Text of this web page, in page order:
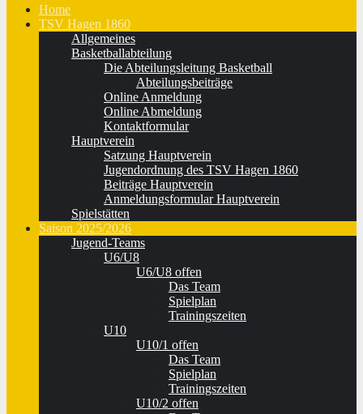
Home
TSV Hagen 1860
Allgemeines
Basketballabteilung
Die Abteilungsleitung Basketball
Abteilungsbeiträge
Online Anmeldung
Online Abmeldung
Kontaktformular
Hauptverein
Satzung Hauptverein
Jugendordnung des TSV Hagen 1860
Beiträge Hauptverein
Anmeldungsformular Hauptverein
Spielstätten
Saison 2025/2026
Jugend-Teams
U6/U8
U6/U8 offen
Das Team
Spielplan
Trainingszeiten
U10
U10/1 offen
Das Team
Spielplan
Trainingszeiten
U10/2 offen